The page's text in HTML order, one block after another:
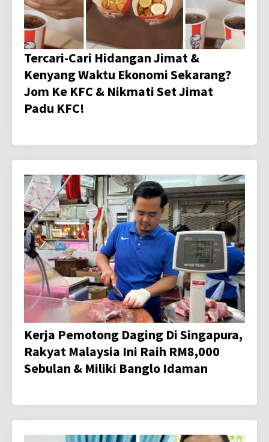
Tercari-Cari Hidangan Jimat &
Kenyang Waktu Ekonomi Sekarang?
Jom Ke KFC & Nikmati Set Jimat
Padu KFC!
Kerja Pemotong Daging Di Singapura,
Rakyat Malaysia Ini Raih RM8,000
Sebulan & Miliki Banglo Idaman